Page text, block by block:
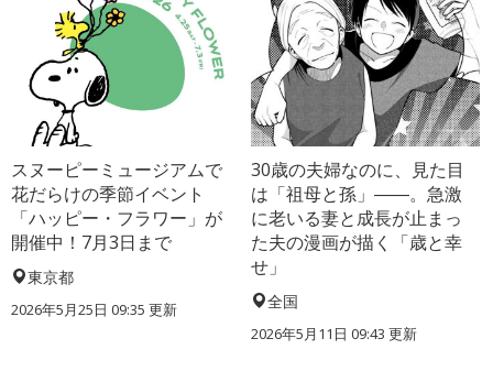
スヌーピーミュージアムで
花だらけの季節イベント
「ハッピー・フラワー」が
開催中！7月3日まで
東京都
2026年5月25日 09:35 更新
30歳の夫婦なのに、見た目
は「祖母と孫」――。急激
に老いる妻と成長が止まっ
た夫の漫画が描く「歳と幸
せ」
全国
2026年5月11日 09:43 更新